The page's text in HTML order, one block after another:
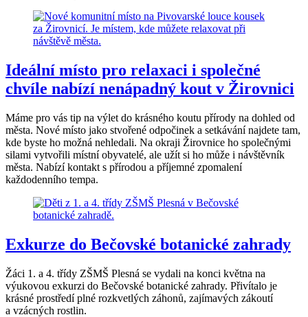
Ideální místo pro relaxaci i společné
chvíle nabízí nenápadný kout v Žirovnici
Máme pro vás tip na výlet do krásného koutu přírody na dohled od
města. Nové místo jako stvořené odpočinek a setkávání najdete tam,
kde byste ho možná nehledali. Na okraji Žirovnice ho společnými
silami vytvořili místní obyvatelé, ale užít si ho může i návštěvník
města. Nabízí kontakt s přírodou a příjemné zpomalení
každodenního tempa.
Exkurze do Bečovské botanické zahrady
Žáci 1. a 4. třídy ZŠMŠ Plesná se vydali na konci května na
výukovou exkurzi do Bečovské botanické zahrady. Přivítalo je
krásné prostředí plné rozkvetlých záhonů, zajímavých zákoutí
a vzácných rostlin.